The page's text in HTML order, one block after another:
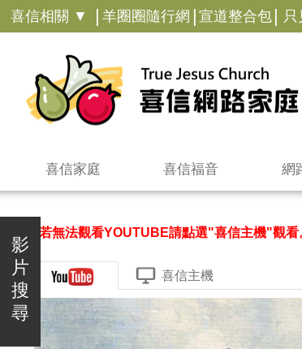
喜信相關 ▼ | 羊圈圈隨行網 | 宣道整合包 | 只
喜信家庭 喜信福音 網
影
片
搜
尋
＊若無法觀看YOUTUBE請點選"喜信主機"觀看
喜信主機